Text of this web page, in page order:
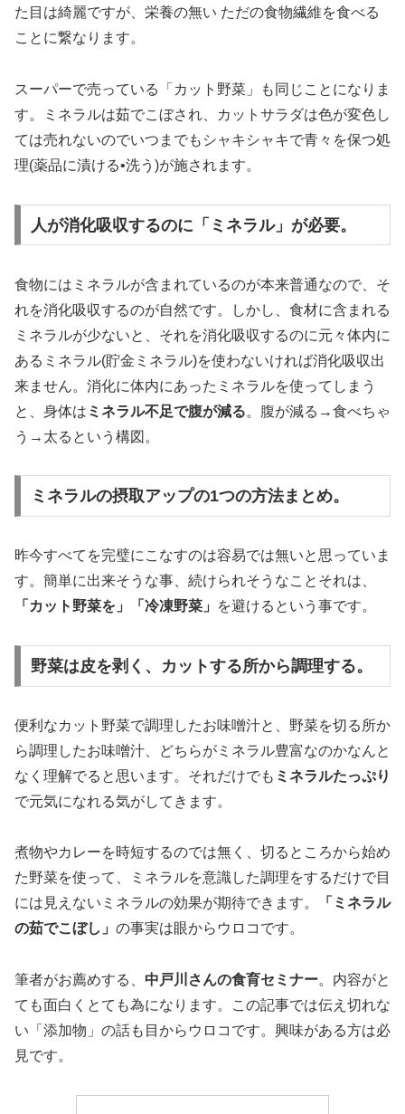
た目は綺麗ですが、栄養の無い ただの食物繊維を食べる
ことに繋なります。
スーパーで売っている「カット野菜」も同じことになりま
す。ミネラルは茹でこぼされ、カットサラダは色が変色し
ては売れないのでいつまでもシャキシャキで青々を保つ処
理(薬品に漬ける•洗う)が施されます。
人が消化吸収するのに「ミネラル」が必要。
食物にはミネラルが含まれているのが本来普通なので、そ
れを消化吸収するのが自然です。しかし、食材に含まれる
ミネラルが少ないと、それを消化吸収するのに元々体内に
あるミネラル(貯金ミネラル)を使わないければ消化吸収出
来ません。消化に体内にあったミネラルを使ってしまう
と、身体は ミネラル不足で腹が減る。腹が減る→食べちゃ
う→太るという構図。
ミネラルの摂取アップの1つの方法まとめ。
昨今すべてを完璧にこなすのは容易では無いと思っていま
す。簡単に出来そうな事、続けられそうなことそれは、
「カット野菜を」「冷凍野菜」
を避けるという事です。
野菜は皮を剥く、カットする所から調理する。
便利なカット野菜で調理したお味噌汁と、野菜を切る所か
ら調理したお味噌汁、どちらがミネラル豊富なのかなんと
なく理解でると思います。それだけでも ミネラルたっぷり
で元気になれる気がしてきます。
煮物やカレーを時短するのでは無く、切るところから始め
た野菜を使って、ミネラルを意識した調理をするだけで目
には見えないミネラルの効果が期待できます。
「ミネラル
の茹でこぼし」 の事実は眼からウロコです。
筆者がお薦めする、 中戸川さんの食育セミナー。内容がと
ても面白くとても為になります。この記事では伝え切れな
い「添加物」の話も目からウロコです。興味がある方は必
見です。